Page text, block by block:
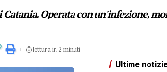
Operata con un'infezione,
lettura in 2 minuti
Ultime